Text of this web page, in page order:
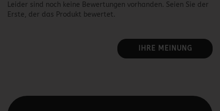
Leider sind noch keine Bewertungen vorhanden. Seien Sie der
Erste, der das Produkt bewertet.
IHRE MEINUNG